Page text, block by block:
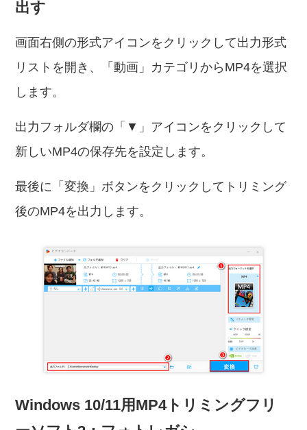
出す
画面右側の形式アイコンをクリックして出力形式
リストを開き、「動画」カテゴリからMP4を選択
します。
出力フォルダ欄の「▼」アイコンをクリックして
新しいMP4の保存先を設定します。
最後に「変換」ボタンをクリックしてトリミング
後のMP4を出力します。
Windows 10/11用MP4トリミングフリ